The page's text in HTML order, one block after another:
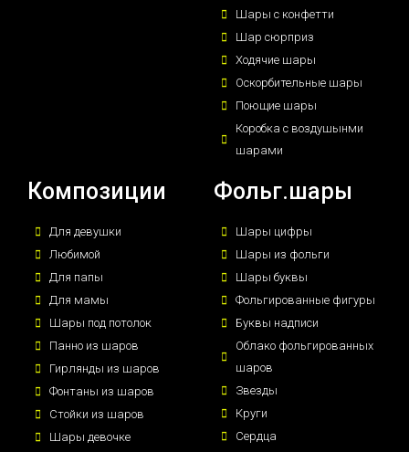
Шары с конфетти
Шар сюрприз
Ходячие шары
Оскорбительные шары
Поющие шары
Коробка с воздушынми
шарами
Композиции
Для девушки
Любимой
Для папы
Для мамы
Шары под потолок
Панно из шаров
Гирлянды из шаров
Фонтаны из шаров
Стойки из шаров
Шары девочке
Фольг.шары
Шары цифры
Шары из фольги
Шары буквы
Фольгированные фигуры
Буквы надписи
Облако фольгированных
шаров
Звезды
Круги
Сердца